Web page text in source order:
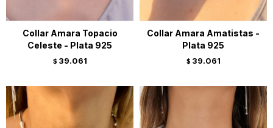
Collar Amara Topacio
Celeste - Plata 925
$ 39.061
Collar Amara Amatistas -
Plata 925
$ 39.061